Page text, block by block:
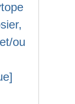
ou